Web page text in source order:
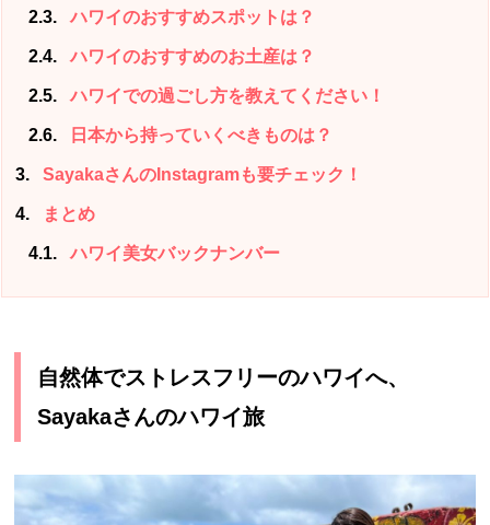
2.3 ハワイのおすすめスポットは？
2.4 ハワイのおすすめのお土産は？
2.5 ハワイでの過ごし方を教えてください！
2.6 日本から持っていくべきものは？
3 SayakaさんのInstagramも要チェック！
4 まとめ
4.1 ハワイ美女バックナンバー
自然体でストレスフリーのハワイへ、
Sayakaさんのハワイ旅